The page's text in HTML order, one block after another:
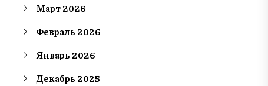
Март 2026
Февраль 2026
Январь 2026
Декабрь 2025